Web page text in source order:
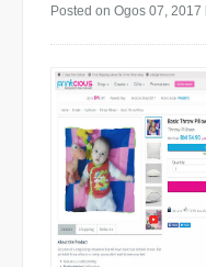
Posted on Ogos 07, 2017